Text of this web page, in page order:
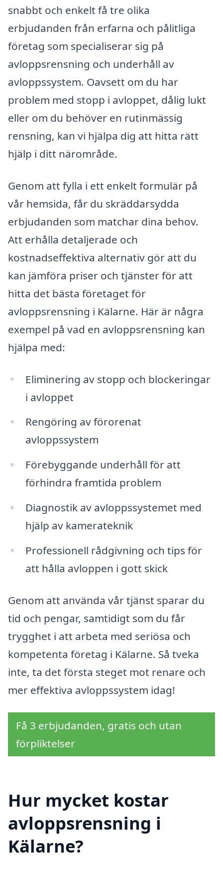
snabbt och enkelt få tre olika
erbjudanden från erfarna och pålitliga
företag som specialiserar sig på
avloppsrensning och underhåll av
avloppssystem. Oavsett om du har
problem med stopp i avloppet, dålig lukt
eller om du behöver en rutinmässig
rensning, kan vi hjälpa dig att hitta rätt
hjälp i ditt närområde.
Genom att fylla i ett enkelt formulär på
vår hemsida, får du skräddarsydda
erbjudanden som matchar dina behov.
Att erhålla detaljerade och
kostnadseffektiva alternativ gör att du
kan jämföra priser och tjänster för att
hitta det bästa företaget för
avloppsrensning i Kälarne. Här är några
exempel på vad en avloppsrensning kan
hjälpa med:
Eliminering av stopp och blockeringar
i avloppet
Rengöring av förorenat
avloppssystem
Förebyggande underhåll för att
förhindra framtida problem
Diagnostik av avloppssystemet med
hjälp av kamerateknik
Professionell rådgivning och tips för
att hålla avloppen i gott skick
Genom att använda vår tjänst sparar du
tid och pengar, samtidigt som du får
trygghet i att arbeta med seriösa och
kompetenta företag i Kälarne. Så tveka
inte, ta det första steget mot renare och
mer effektiva avloppssystem idag!
Få 3 erbjudanden, gratis och utan
förpliktelser
Hur mycket kostar
avloppsrensning i
Kälarne?